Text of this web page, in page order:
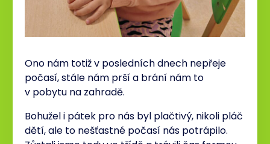
Ono nám totiž v posledních dnech nepřeje
počasí, stále nám prší a brání nám to
v pobytu na zahradě.
Bohužel i pátek pro nás byl plačtivý, nikoli pláč
dětí, ale to nešťastné počasí nás potrápilo.